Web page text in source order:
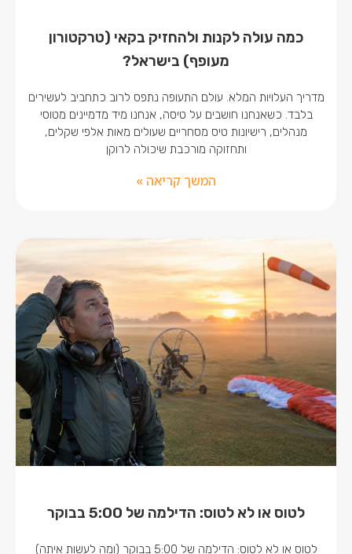
כמה עולה לקנות ולהחזיק בקאי (טרקטורון
מעופף) בישראל?
מדריך העלויות המלא. עולם התעופה נתפס לרוב כתחביב לעשירים
בלבד. כשאנחנו חושבים על טיסה, אנחנו מיד מדמיינים מטוסי
מנהלים, רישיונות טיס מסחריים שעולים מאות אלפי שקלים,
ותחזוקה מורכבת שיכולה לרוקן
המשך קריאה »
לטוס או לא לטוס: הדילמה של 5:00 בבוקר
לטוס או לא לטוס: הדילמה של 5:00 בבוקר (ומה לעשות איתה)